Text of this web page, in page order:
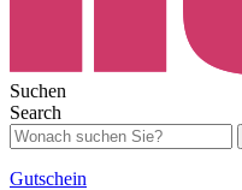
Suchen
Search
Gutschein